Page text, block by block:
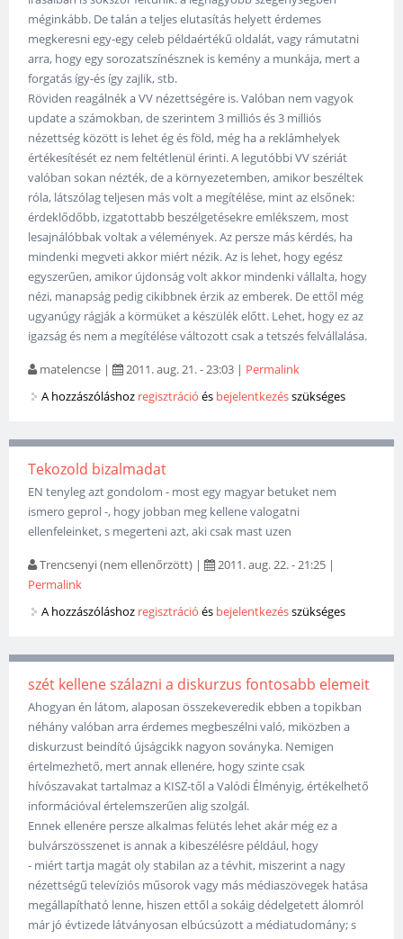
méginkább. De talán a teljes elutasítás helyett érdemes
megkeresni egy-egy celeb példaértékű oldalát, vagy rámutatni
arra, hogy egy sorozatszínésznek is kemény a munkája, mert a
forgatás így-és így zajlik, stb.
Röviden reagálnék a VV nézettségére is. Valóban nem vagyok
update a számokban, de szerintem 3 milliós és 3 milliós
nézettség között is lehet ég és föld, még ha a reklámhelyek
értékesítését ez nem feltétlenül érinti. A legutóbbi VV szériát
valóban sokan nézték, de a környezetemben, amikor beszéltek
róla, látszólag teljesen más volt a megítélése, mint az elsőnek:
érdeklődőbb, izgatottabb beszélgetésekre emlékszem, most
lesajnálóbbak voltak a vélemények. Az persze más kérdés, ha
mindenki megveti akkor miért nézik. Az is lehet, hogy egész
egyszerűen, amikor újdonság volt akkor mindenki vállalta, hogy
nézi, manapság pedig cikibbnek érzik az emberek. De ettől még
ugyanúgy rágják a körmüket a készülék előtt. Lehet, hogy ez az
igazság és nem a megítélése változott csak a tetszés felvállalása.
matelencse | 2011. aug. 21. - 23:03 | Permalink
A hozzászóláshoz regisztráció és bejelentkezésszükséges
Tekozold bizalmadat
EN tenyleg azt gondolom - most egy magyar betuket nem
ismero geprol -, hogy jobban meg kellene valogatni
ellenfeleinket, s megerteni azt, aki csak mast uzen
Trencsenyi (nem ellenőrzött) | 2011. aug. 22. - 21:25 |
Permalink
A hozzászóláshoz regisztráció és bejelentkezésszükséges
szét kellene szálazni a diskurzus fontosabb elemeit
Ahogyan én látom, alaposan összekeveredik ebben a topikban
néhány valóban arra érdemes megbeszélni való, miközben a
diskurzust beindító újságcikk nagyon soványka. Nemigen
értelmezhető, mert annak ellenére, hogy szinte csak
hívószavakat tartalmaz a KISZ-től a Valódi Élményig, értékelhető
információval értelemszerűen alig szolgál.
Ennek ellenére persze alkalmas felütés lehet akár még ez a
bulvárszösszenet is annak a kibeszélésre például, hogy
- miért tartja magát oly stabilan az a tévhit, miszerint a nagy
nézettségű televíziós műsorok vagy más médiaszövegek hatása
megállapítható lenne, hiszen ettől a sokáig dédelgetett álomról
már jó évtizede látványosan elbúcsúzott a médiatudomány; s